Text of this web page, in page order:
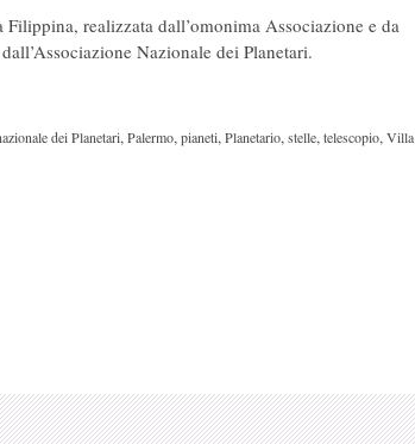
realizzata dall’omonima Associazione e da
Nazionale dei Planetari.
dei Planetari,Palermo,pianeti,Planetario,stelle,telescopio,Villa